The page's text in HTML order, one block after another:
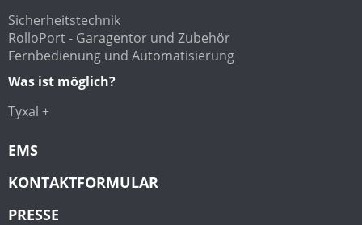
Sicherheitstechnik
RolloPort - Garagentor und Zubehör
Fernbedienung und Automatisierung
Was ist möglich?
Tyxal +
EMS
KONTAKTFORMULAR
PRESSE